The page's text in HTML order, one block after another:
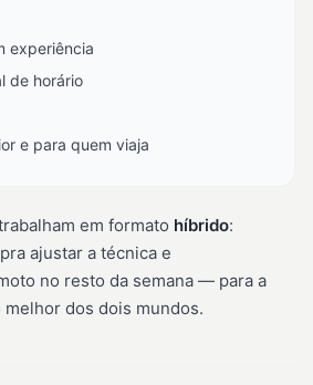
experiência
de horário
e para quem viaja
em formato híbrido:
ajustar a técnica e
no resto da semana — para a
dos dois mundos.